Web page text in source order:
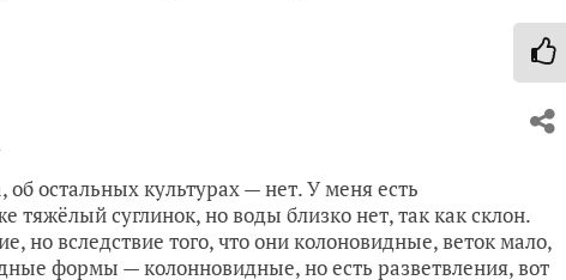
остальных культурах — нет. У меня есть
суглинок, но воды близко нет, так как склон.
но вследствие того, что они колоновидные, веток мало,
формы — колонновидные, но есть разветвления, вот